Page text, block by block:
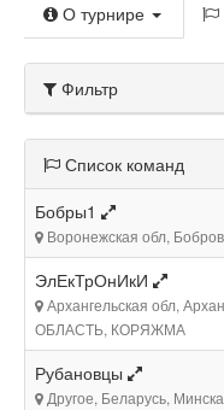
О турнире
Фильтр
Список команд
Бобры1
Воронежская обл,
ЭлЕкТрОнИкИ
Архангельская обл,
ОБЛАСТЬ, КОРЯЖМА
Рубановцы
Другое, Беларусь,